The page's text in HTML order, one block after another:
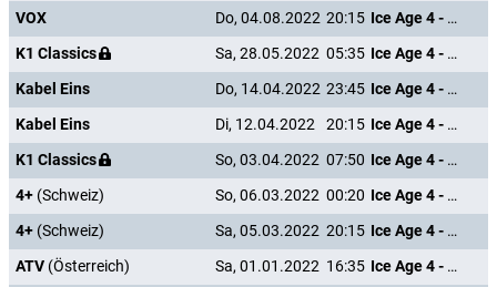
VOX
Do, 04.08.2022 20:15
Ice Age 4 - Voll verschoben
K1 Classics
Sa, 28.05.2022 05:35
Ice Age 4 - Voll verschoben
Kabel Eins
Do, 14.04.2022 23:45
Ice Age 4 - Voll verschoben
Kabel Eins
Di, 12.04.2022 20:15
Ice Age 4 - Voll verschoben
K1 Classics
So, 03.04.2022 07:50
Ice Age 4 - Voll verschoben
4+ (Schweiz) So, 06.03.2022 00:20
Ice Age 4 - Voll verschoben
4+ (Schweiz) Sa, 05.03.2022 20:15
Ice Age 4 - Voll verschoben
ATV (Österreich) Sa, 01.01.2022 16:35
Ice Age 4 - Voll verschoben